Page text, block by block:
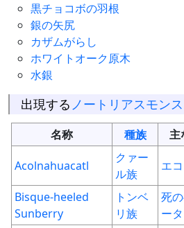
黒チョコボの羽根
銀の矢尻
カザムがらし
ホワイトオーク原木
水銀
出現する ノートリアスモン
名称 種族 主
Acolnahuacatl
クァー
ル族
エ
Bisque-heeled
Sunberry
トンベ
リ族
死
ー